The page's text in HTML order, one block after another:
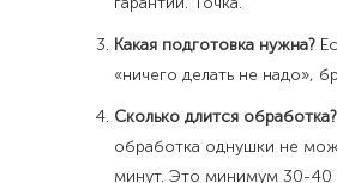
Какая подготовка нужна?
«ничего делать не надо»,
Сколько длится обработка?
обработка однушки не
минут. Это минимум 30-40